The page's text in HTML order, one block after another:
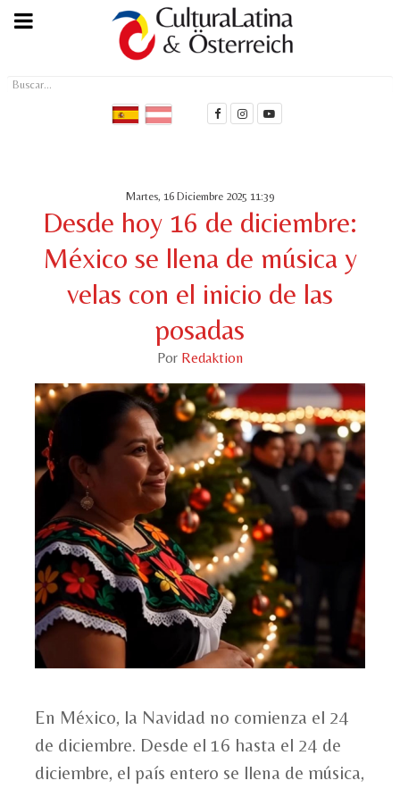
Buscar...
Martes, 16 Diciembre 2025 11:39
Desde hoy 16 de diciembre:
México se llena de música y
velas con el inicio de las
posadas
Por Redaktion
En México, la Navidad no comienza el 24
de diciembre. Desde el 16 hasta el 24 de
diciembre, el país entero se llena de música,